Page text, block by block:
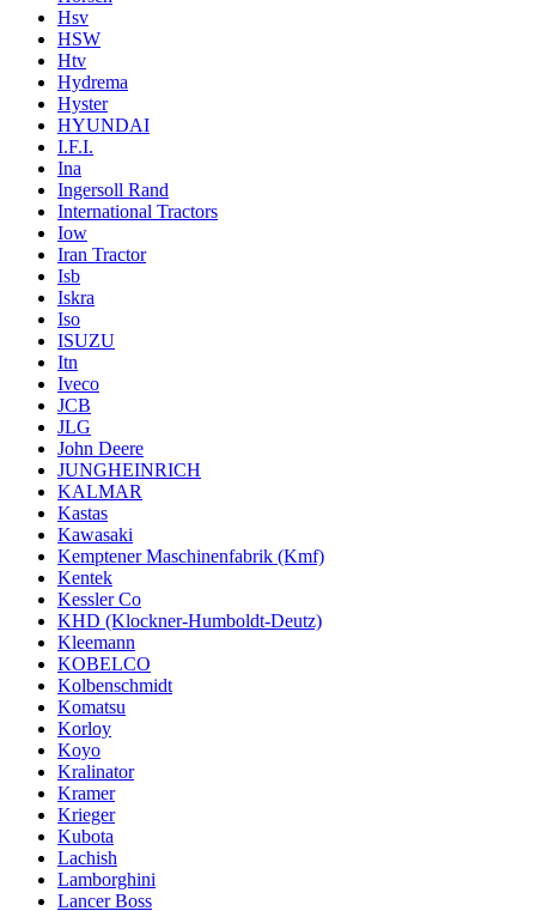
Hsv
HSW
Htv
Hydrema
Hyster
HYUNDAI
I.F.I.
Ina
Ingersoll Rand
International Tractors
Iow
Iran Tractor
Isb
Iskra
Iso
ISUZU
Itn
Iveco
JCB
JLG
John Deere
JUNGHEINRICH
KALMAR
Kastas
Kawasaki
Kemptener Maschinenfabrik (Kmf)
Kentek
Kessler Co
KHD (Klockner-Humboldt-Deutz)
Kleemann
KOBELCO
Kolbenschmidt
Komatsu
Korloy
Koyo
Kralinator
Kramer
Krieger
Kubota
Lachish
Lamborghini
Lancer Boss